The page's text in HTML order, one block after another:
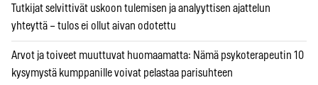
Tutkijat selvittivät uskoon tulemisen ja analyyttisen ajattelun
yhteyttä – tulos ei ollut aivan odotettu
Arvot ja toiveet muuttuvat huomaamatta: Nämä psykoterapeutin 10
kysymystä kumppanille voivat pelastaa parisuhteen